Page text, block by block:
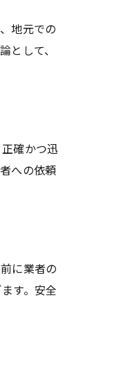
地元での
として、
確かつ迅
への依頼
に業者の
す。安全